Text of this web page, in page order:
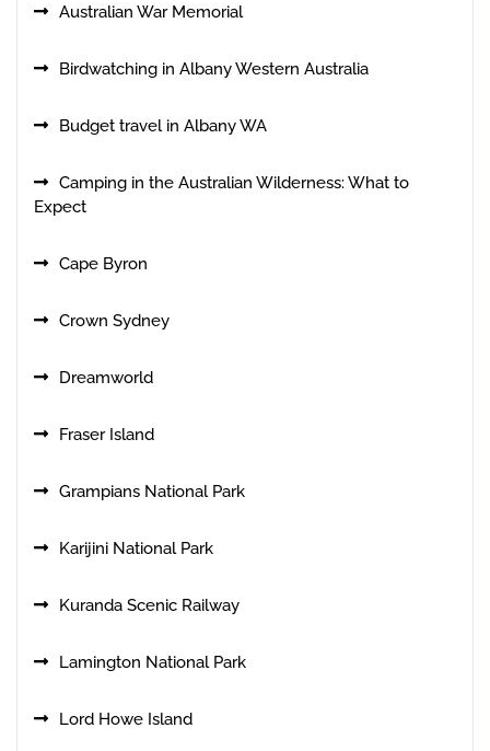
Australian War Memorial
Birdwatching in Albany Western Australia
Budget travel in Albany WA
Camping in the Australian Wilderness: What to
Expect
Cape Byron
Crown Sydney
Dreamworld
Fraser Island
Grampians National Park
Karijini National Park
Kuranda Scenic Railway
Lamington National Park
Lord Howe Island